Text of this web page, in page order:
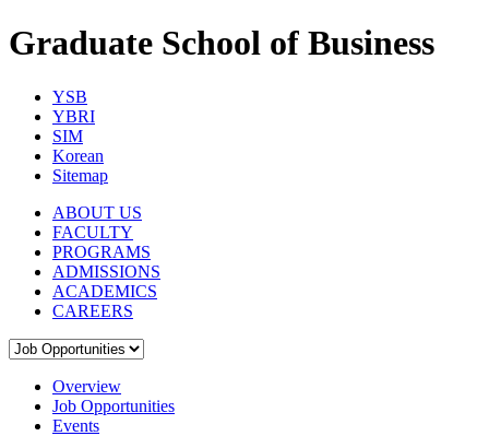
Graduate School of Business
YSB
YBRI
SIM
Korean
Sitemap
ABOUT US
FACULTY
PROGRAMS
ADMISSIONS
ACADEMICS
CAREERS
Overview
Job Opportunities
Events